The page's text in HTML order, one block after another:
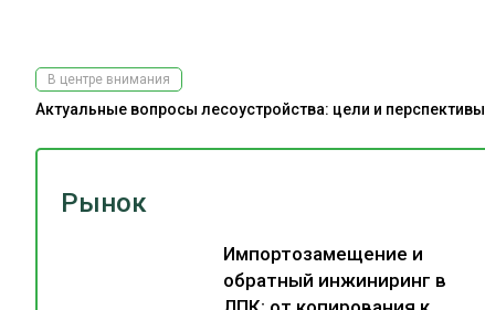
Рынок
Импортозамещение и
обратный инжиниринг в
В центре внимания
Актуальные вопросы лесоустройства: цели и перспективы